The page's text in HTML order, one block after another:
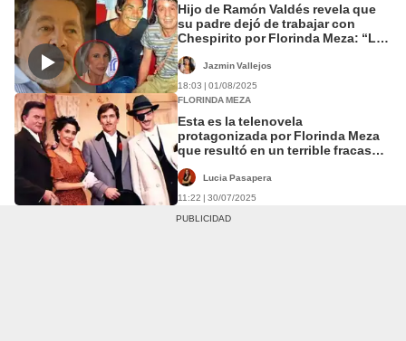
Hijo de Ramón Valdés revela que
su padre dejó de trabajar con
Chespirito por Florinda Meza: “La
Jazmin Vallejos
18:03 | 01/08/2025
FLORINDA MEZA
Esta es la telenovela
protagonizada por Florinda Meza
que resultó en un terrible fracaso:
Lucia Pasapera
11:22 | 30/07/2025